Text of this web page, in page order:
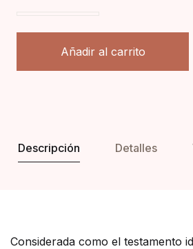
Añadir al carrito
Descripción Detalles
Considerada como el testamento